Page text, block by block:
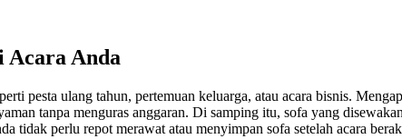
Acara Anda
pesta ulang tahun, pertemuan keluarga, atau acara bisnis.
tanpa menguras anggaran. Di samping itu, sofa yang
tidak perlu repot merawat atau menyimpan sofa setelah acara